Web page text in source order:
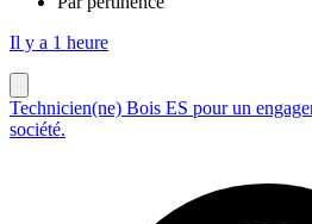
Il y a 1 heure
Technicien(ne) Bois ES pour un
société.